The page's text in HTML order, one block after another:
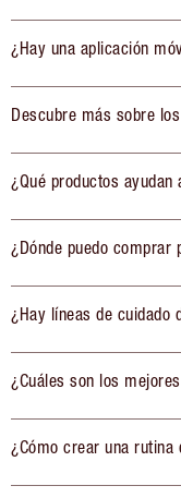
¿Hay una aplicación
Descubre más sobre
¿Qué productos
¿Dónde puedo comprar
¿Hay líneas de cuidado
¿Cuáles son los
¿Cómo crear una rutina